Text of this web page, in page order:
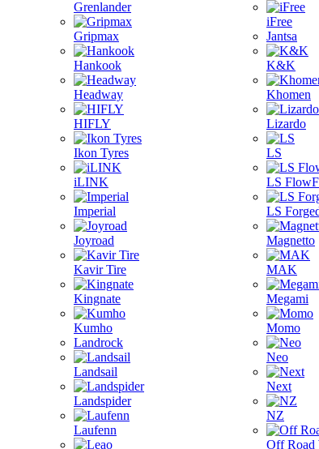
Grenlander
Gripmax
Hankook
Headway
HIFLY
Ikon Tyres
iLINK
Imperial
Joyroad
Kavir Tire
Kingnate
Kumho
Landrock
Landsail
Landspider
Laufenn
iFree
Jantsa
K&K
Khomen
Lizardo
LS
LS
LS
Magnetto
MAK
Megami
Momo
Neo
Next
NZ
Off Road